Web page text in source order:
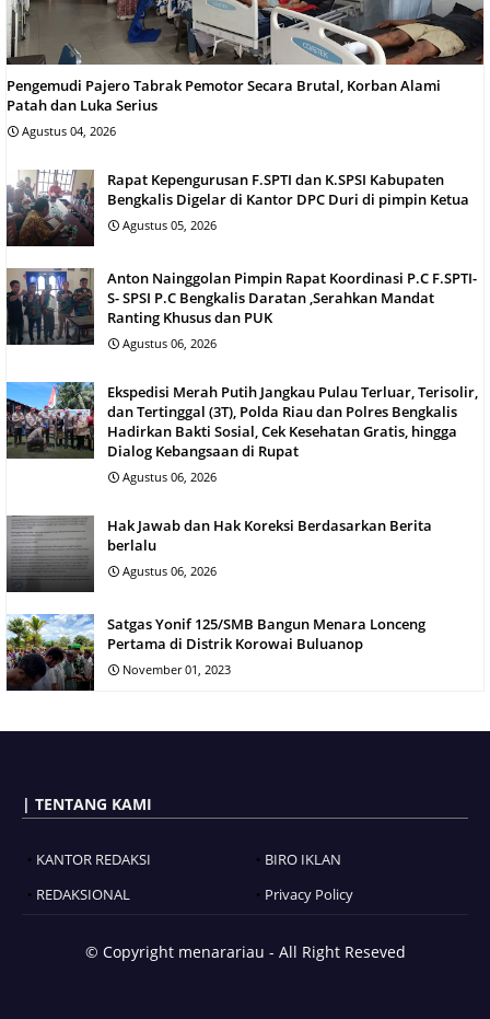
Pengemudi Pajero Tabrak Pemotor Secara Brutal, Korban Alami
Patah dan Luka Serius
Agustus 04, 2026
Rapat Kepengurusan F.SPTI dan K.SPSI Kabupaten
Bengkalis Digelar di Kantor DPC Duri di pimpin Ketua
Agustus 05, 2026
Anton Nainggolan Pimpin Rapat Koordinasi P.C F.SPTI-
S- SPSI P.C Bengkalis Daratan ,Serahkan Mandat
Ranting Khusus dan PUK
Agustus 06, 2026
Ekspedisi Merah Putih Jangkau Pulau Terluar, Terisolir,
dan Tertinggal (3T), Polda Riau dan Polres Bengkalis
Hadirkan Bakti Sosial, Cek Kesehatan Gratis, hingga
Dialog Kebangsaan di Rupat
Agustus 06, 2026
Hak Jawab dan Hak Koreksi Berdasarkan Berita
berlalu
Agustus 06, 2026
Satgas Yonif 125/SMB Bangun Menara Lonceng
Pertama di Distrik Korowai Buluanop
November 01, 2023
| TENTANG KAMI
KANTOR REDAKSI
BIRO IKLAN
REDAKSIONAL
Privacy Policy
© Copyright menarariau - All Right Reseved